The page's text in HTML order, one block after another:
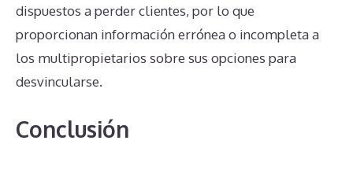
dispuestos a perder clientes, por lo que
proporcionan información errónea o incompleta a
los multipropietarios sobre sus opciones para
desvincularse.
Conclusión